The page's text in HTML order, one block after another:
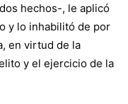
hechos-, le aplicó
y lo inhabilitó de por
en virtud de la
y el ejercicio de la